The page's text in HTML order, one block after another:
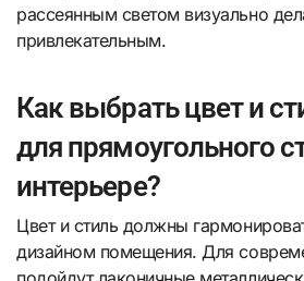
рассеянным светом визуально
привлекательным.
Как выбрать цвет и
для прямоугольного
интерьере?
Цвет и стиль должны
дизайном помещения. Для